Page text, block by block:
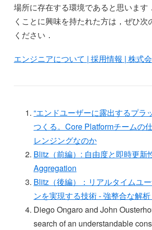
場所に存在する環境であると思います
くことに興味を持たれた方は，ぜひ次
ください．
エンジニアについて | 採用情報 | 株式
“エンドユーザーに露出するプラ
つくる。Core Platformチームの
レンジングなのか
Blitz（前編）: 自由度と即時更新
Aggregation
Blitz（後編）：リアルタイムユ
ンを実現する技術 - 強整合な解
Diego Ongaro and John
search of an understandable